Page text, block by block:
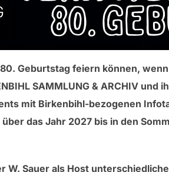
Geburtstag feiern können, wenn
SAMMLUNG & ARCHIV und
mit Birkenbihl-bezogenen
das Jahr 2027 bis in den
Sauer als Host